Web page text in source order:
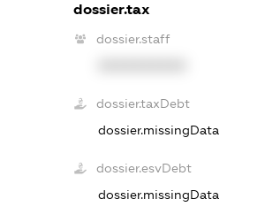
dossier.tax
dossier.staff
dossier.taxDebt
dossier.missingData
dossier.esvDebt
dossier.missingData